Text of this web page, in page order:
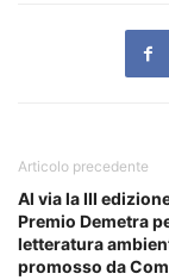
Articolo precedente
Al via la III
Premio Demetra
letteratura
promosso da